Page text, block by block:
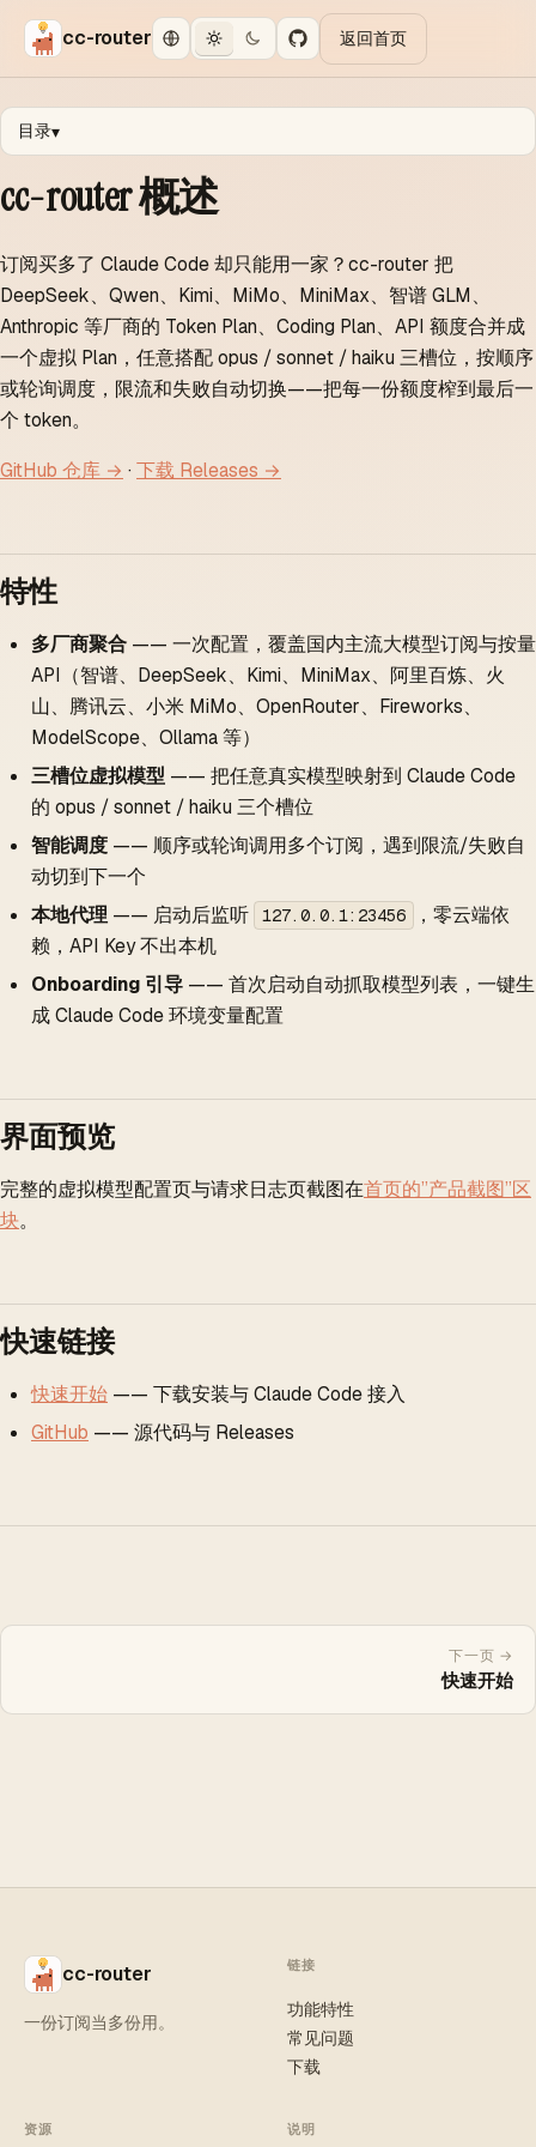
cc-router 返回首页
目录▾
cc-router 概述
订阅买多了 Claude Code 却只能用一家？cc-router 把
DeepSeek、Qwen、Kimi、MiMo、MiniMax、智谱 GLM、
Anthropic 等厂商的 Token Plan、Coding Plan、API 额度合并成
一个虚拟 Plan，任意搭配 opus / sonnet / haiku 三槽位，按顺序
或轮询调度，限流和失败自动切换——把每一份额度榨到最后一
个 token。
GitHub 仓库 → · 下载 Releases →
特性
多厂商聚合 —— 一次配置，覆盖国内主流大模型订阅与按量
API（智谱、DeepSeek、Kimi、MiniMax、阿里百炼、火
山、腾讯云、小米 MiMo、OpenRouter、Fireworks、
ModelScope、Ollama 等）
三槽位虚拟模型 —— 把任意真实模型映射到 Claude Code
的 opus / sonnet / haiku 三个槽位
智能调度 —— 顺序或轮询调用多个订阅，遇到限流/失败自
动切到下一个
本地代理 —— 启动后监听 127.0.0.1:23456
，零云端依
赖，API Key 不出本机
Onboarding 引导 —— 首次启动自动抓取模型列表，一键生
成 Claude Code 环境变量配置
界面预览
完整的虚拟模型配置页与请求日志页截图在首页的”产品截图”区
块。
快速链接
快速开始 —— 下载安装与 Claude Code 接入
GitHub —— 源代码与 Releases
下一页 →
快速开始
cc-router
一份订阅当多份用。
链接
功能特性
常见问题
下载
资源 说明